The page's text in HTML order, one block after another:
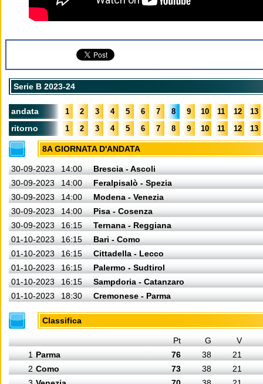
Serie B 2023-24
andata 1 2 3 4 5 6 7 8 9 10 11 12 13
ritorno 1 2 3 4 5 6 7 8 9 10 11 12 13
8A GIORNATA D'ANDATA
30-09-2023 14:00
Brescia - Ascoli
30-09-2023
14:00
Feralpisalò - Spezia
30-09-2023
14:00
Modena - Venezia
30-09-2023
14:00
Pisa - Cosenza
30-09-2023
16:15
Ternana - Reggiana
01-10-2023
16:15
Bari - Como
01-10-2023
16:15
Cittadella - Lecco
01-10-2023
16:15
Palermo - Sudtirol
01-10-2023
16:15
Sampdoria - Catanzaro
01-10-2023
18:30 Cremonese - Parma
Classifica
Pt G
V
1 Parma 76 38
21
2 Como 73 38
21